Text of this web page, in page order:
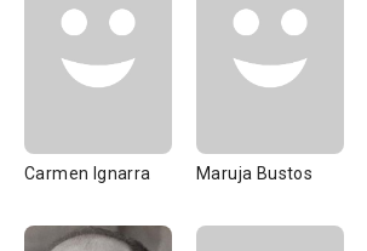
Carmen Ignarra Maruja Bustos